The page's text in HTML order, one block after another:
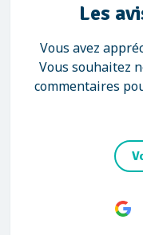
Les
Vous avez
Vous souhaitez
commentaires